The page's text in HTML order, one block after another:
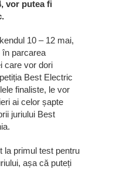
vor putea fi
10 – 12 mai,
în parcarea
care vor dori
Best Electric
finaliste, le vor
ai celor șapte
juriului Best
la primul test pentru
așa că puteți